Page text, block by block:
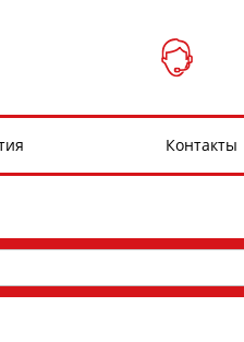
Контакты